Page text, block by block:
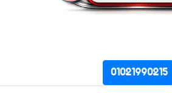
01021990215